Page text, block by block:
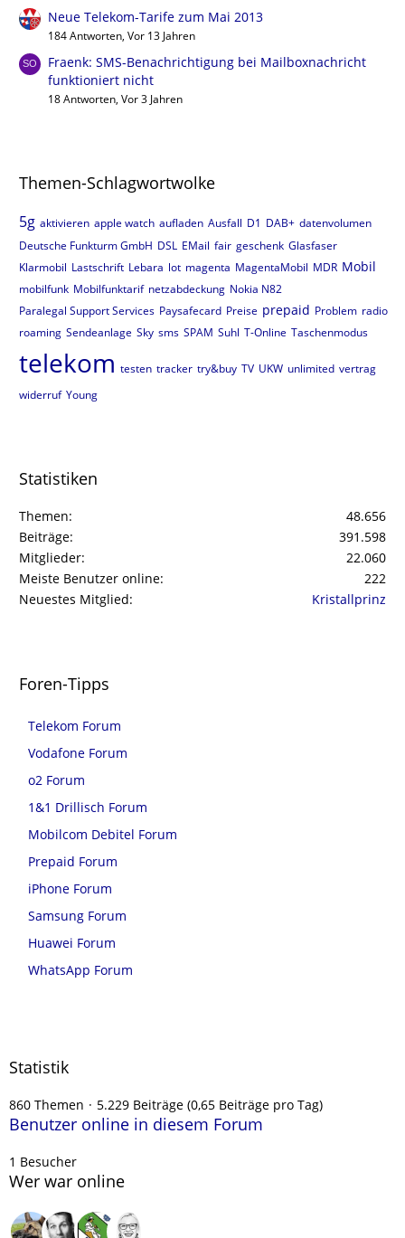
Neue Telekom-Tarife zum Mai 2013
184 Antworten, Vor 13 Jahren
Fraenk: SMS-Benachrichtigung bei Mailboxnachricht
funktioniert nicht
18 Antworten, Vor 3 Jahren
Themen-Schlagwortwolke
5g aktivieren apple watch aufladen Ausfall D1 DAB+ datenvolumen
Deutsche Funkturm GmbH DSL EMail fair geschenk Glasfaser
Klarmobil Lastschrift Lebara lot magenta MagentaMobil MDR Mobil
mobilfunk Mobilfunktarif netzabdeckung Nokia N82
Paralegal Support Services Paysafecard Preise prepaid Problem radio
roaming Sendeanlage Sky sms SPAM Suhl T-Online Taschenmodus
telekom testen tracker try&buy TV UKW unlimited vertrag
widerruf Young
Statistiken
Themen
48.656
Beiträge
391.598
Mitglieder
22.060
Meiste Benutzer online
222
Neuestes Mitglied
Kristallprinz
Foren-Tipps
Telekom Forum
Vodafone Forum
o2 Forum
1&1 Drillisch Forum
Mobilcom Debitel Forum
Prepaid Forum
iPhone Forum
Samsung Forum
Huawei Forum
WhatsApp Forum
Statistik
860 Themen 5.229 Beiträge (0,65 Beiträge pro Tag)
Benutzer online in diesem Forum
1 Besucher
Wer war online